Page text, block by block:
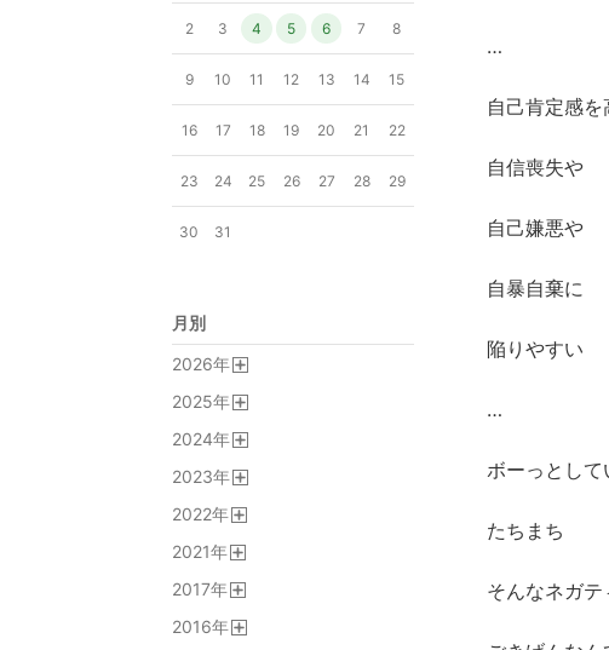
…
自己肯定感
自信喪失や
自己嫌悪や
自暴自棄に
陥りやすい
…
ボーっとして
たちまち
そんなネガ
2 3 4 5 6 7 8
9 10 11 12 13 14 15
16 17 18 19 20 21 22
23 24 25 26 27 28 29
30 31
月別
2026年
2025年
2024年
2023年
2022年
2021年
2017年
2016年